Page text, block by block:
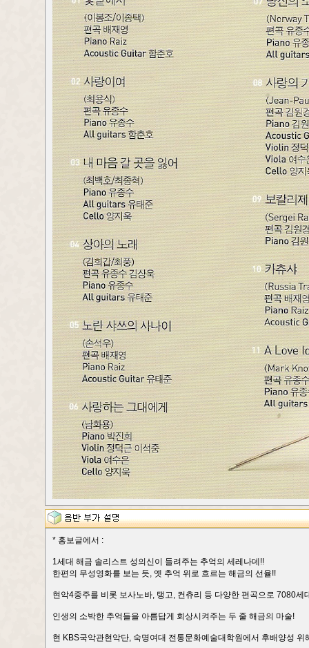
* 홍보글에서 :
1세대 해금 솔리스트 성의신이 들려주는 추억의 세레나데!!
한편의 무성영화를 보는 듯, 옛 추억 위로 흐르는 해금의 선율!!
현악4중주를 비롯 보사노바, 탱고, 컨츄리 등 다양한 편곡으로 7080
인생의 소박한 추억들을 아름답게 회상시켜주는 두 줄 해금의 마술!
현 KBS국악관현악단, 숙명여대 전통문화예술대학원에서 후배양성